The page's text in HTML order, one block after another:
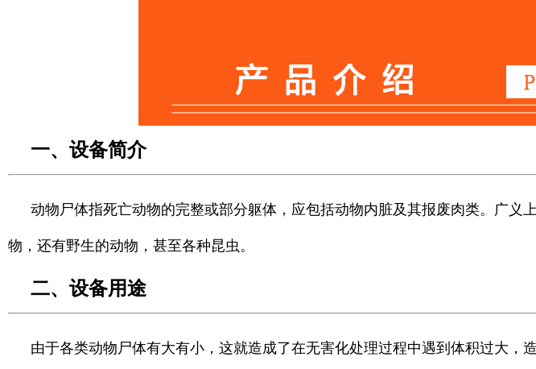
一、设备简介
动物尸体指死亡动物的完整或部分躯体，应包括动物内脏及其报废肉类。广义
物，还有野生的动物，甚至各种昆虫。
二、设备用途
由于各类动物尸体有大有小，这就造成了在无害化处理过程中遇到体积过大